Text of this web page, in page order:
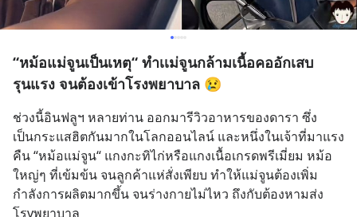
“หม้อแม่จูนเป็นเหตุ“ ทำเเม่จูนกล้ามเนื้อคออักเสบ
รุนแรง จนต้องเข้าโรงพยาบาล 😢
ช่วงนี้อินฟลูฯ หลายท่าน ออกมารีวิวอาหารของดารา ซึ่ง
เป็นกระแสฮิตกันมากในโลกออนไลน์ และหนึ่งในเจ้าที่มาแรง
คืน “หม้อแม่จูน“ แกงกะทิไก่หรือแกงเนื้อเกรดพรีเมี่ยม หม้อ
ใหญ่ๆ ที่เข้มข้น จนลูกค้าแห่สั่งเพียบ ทำให้แม่จูนต้องเพิ่ม
กำลังการผลิตมากขึ้น จนร่างกายไม่ไหว ถึงกับต้องหามส่ง
โรvพยาบาล